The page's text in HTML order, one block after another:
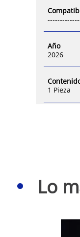
Año
2026
1 Pieza
Lo